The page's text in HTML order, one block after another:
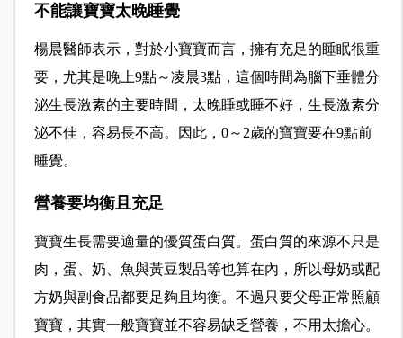
不能讓寶寶太晚睡覺
楊晨醫師表示，對於小寶寶而言，擁有充足的睡眠很重
要，尤其是晚上9點～凌晨3點，這個時間為腦下垂體分
泌生長激素的主要時間，太晚睡或睡不好，生長激素分
泌不佳，容易長不高。因此，0～2歲的寶寶要在9點前
睡覺。
營養要均衡且充足
寶寶生長需要適量的優質蛋白質。蛋白質的來源不只是
肉，蛋、奶、魚與黃豆製品等也算在內，所以母奶或配
方奶與副食品都要足夠且均衡。不過只要父母正常照顧
寶寶，其實一般寶寶並不容易缺乏營養，不用太擔心。